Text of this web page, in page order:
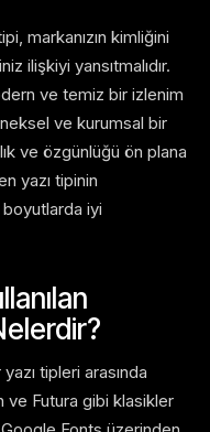
markanızın kimliğini
ilişkiyi yansıtmalıdır.
ve temiz bir izlenim
ve kurumsal bir
ve özgünlüğü ön plana
yazı tipinin
boyutlarda iyi
tipleri arasında
ve Futura gibi klasikler